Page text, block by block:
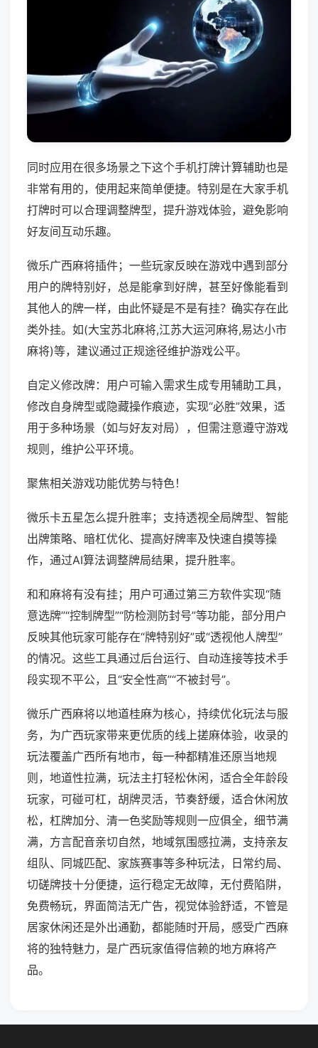
同时应用在很多场景之下这个手机打牌计算辅助也是
非常有用的，使用起来简单便捷。特别是在大家手机
打牌时可以合理调整牌型，提升游戏体验，避免影响
好友间互动乐趣。
微乐广西麻将插件；一些玩家反映在游戏中遇到部分
用户的牌特别好，总是能拿到好牌，甚至好像能看到
其他人的牌一样，由此怀疑是不是有挂？确实存在此
类外挂。如(大宝苏北麻将,江苏大运河麻将,易达小市
麻将)等，建议通过正规途径维护游戏公平。
自定义修改牌：用户可输入需求生成专用辅助工具，
修改自身牌型或隐藏操作痕迹，实现“必胜”效果，适
用于多种场景（如与好友对局），但需注意遵守游戏
规则，维护公平环境。
聚焦相关游戏功能优势与特色！
微乐卡五星怎么提升胜率；支持透视全局牌型、智能
出牌策略、暗杠优化、提高好牌率及快速自摸等操
作，通过AI算法调整牌局结果，提升胜率。
和和麻将有没有挂；用户可通过第三方软件实现“随
意选牌”“控制牌型”“防检测防封号”等功能，部分用户
反映其他玩家可能存在“牌特别好”或“透视他人牌型”
的情况。这些工具通过后台运行、自动连接等技术手
段实现不平公，且“安全性高”“不被封号”。
微乐广西麻将以地道桂麻为核心，持续优化玩法与服
务，为广西玩家带来更优质的线上搓麻体验，收录的
玩法覆盖广西所有地市，每一种都精准还原当地规
则，地道性拉满，玩法主打轻松休闲，适合全年龄段
玩家，可碰可杠，胡牌灵活，节奏舒缓，适合休闲放
松，杠牌加分、清一色奖励等规则一应俱全，细节满
满，方言配音亲切自然，地域氛围感拉满，支持亲友
组队、同城匹配、家族赛事等多种玩法，日常约局、
切磋牌技十分便捷，运行稳定无故障，无付费陷阱，
免费畅玩，界面简洁无广告，视觉体验舒适，不管是
居家休闲还是外出通勤，都能随时开局，感受广西麻
将的独特魅力，是广西玩家值得信赖的地方麻将产
品。